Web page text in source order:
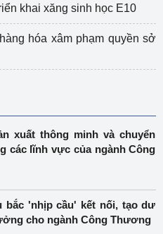
khai xăng sinh học E10
hóa xâm phạm quyền sở
xuất thông minh và chuyển
các lĩnh vực của ngành Công
bắc 'nhịp cầu' kết nối, tạo dư
cho ngành Công Thương